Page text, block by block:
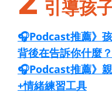
引導孩
🎧Podcast推薦》
背後在告訴你什麼？
🎧Podcast推薦》
+情緒練習工具